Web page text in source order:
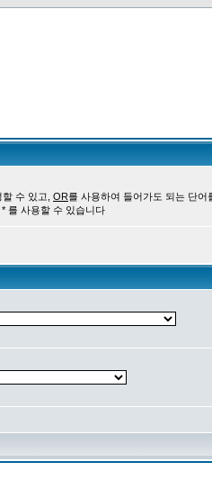
수 있고, OR를 사용하여 들어가도 되는 단어
를 사용할 수 있습니다